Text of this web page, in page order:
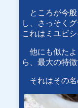
ところが今般
し、さっそく
これはミユビ
他にも似たよ
ら、最大の特
それはその名